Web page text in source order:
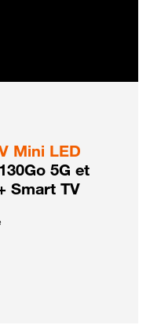
Mini LED
5G et
Smart TV